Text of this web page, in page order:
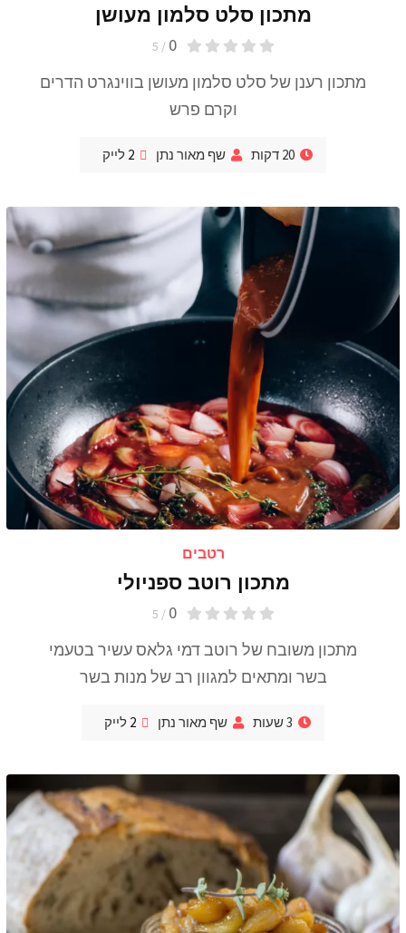
מתכון סלט סלמון מעושן
0
/ 5
מתכון רענן של סלט סלמון מעושן בווינגרט הדרים
וקרם פרש
20 דקות שף מאור נתן 2 לייק
רטבים
מתכון רוטב ספניולי
0
/ 5
מתכון משובח של רוטב דמי גלאס עשיר בטעמי
בשר ומתאים למגוון רב של מנות בשר
3 שעות שף מאור נתן 2 לייק